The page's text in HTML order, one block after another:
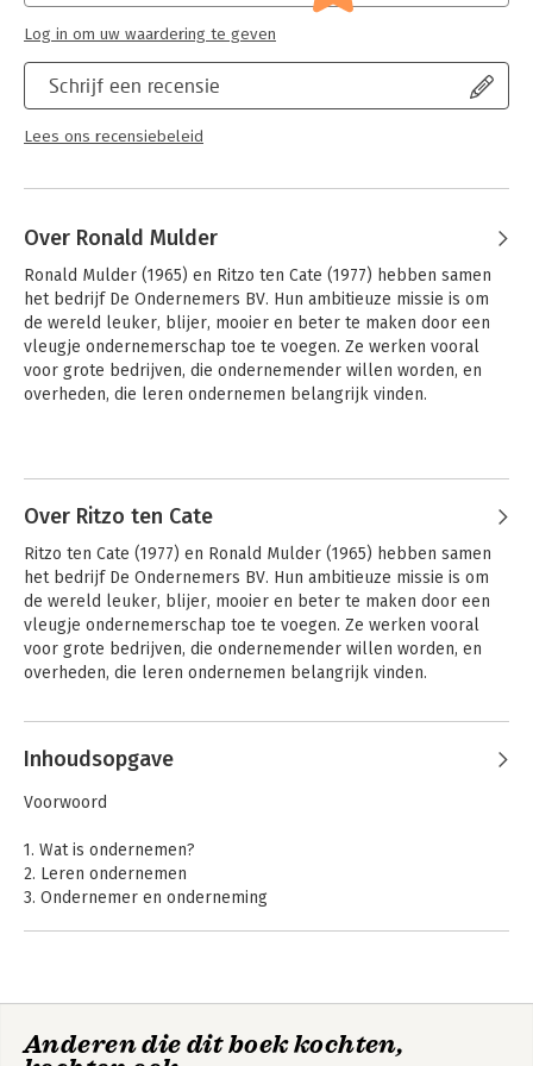
Schrijf een recensie
Lees ons recensiebeleid
Log in om uw waardering te geven
Over Ronald Mulder
Ronald Mulder (1965) en Ritzo ten Cate (1977) hebben samen
het bedrijf De Ondernemers BV. Hun ambitieuze missie is om
de wereld leuker, blijer, mooier en beter te maken door een
vleugje ondernemerschap toe te voegen. Ze werken vooral
voor grote bedrijven, die ondernemender willen worden, en
overheden, die leren ondernemen belangrijk vinden.
Over Ritzo ten Cate
Ritzo ten Cate (1977) en Ronald Mulder (1965) hebben samen
het bedrijf De Ondernemers BV. Hun ambitieuze missie is om
de wereld leuker, blijer, mooier en beter te maken door een
vleugje ondernemerschap toe te voegen. Ze werken vooral
voor grote bedrijven, die ondernemender willen worden, en
overheden, die leren ondernemen belangrijk vinden.
Inhoudsopgave
Voorwoord
1. Wat is ondernemen?
2. Leren ondernemen
3. Ondernemer en onderneming
9. Je verhaal vertellen
Anderen die dit boek kochten,